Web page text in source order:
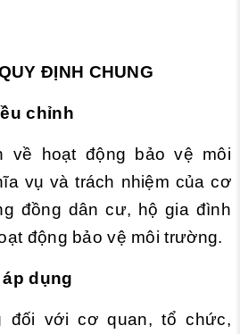
ĐỊNH CHUNG
chỉnh
về hoạt động bảo vệ môi
vụ và trách nhiệm của cơ
đồng dân cư, hộ gia đình
động bảo vệ môi trường.
dụng
đối với cơ quan, tổ chức,